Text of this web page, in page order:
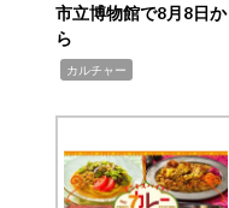
市立博物館で8月8日か
ら
カルチャー